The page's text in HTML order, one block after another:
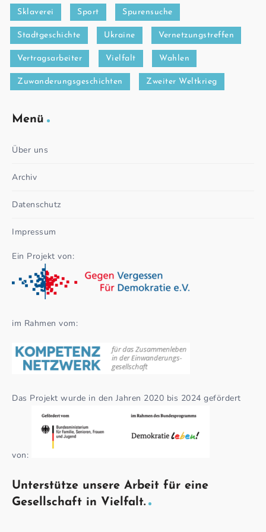
Sklaverei Sport Spurensuche
Stadtgeschichte Ukraine Vernetzungstreffen
Vertragsarbeiter Vielfalt Wahlen
Zuwanderungsgeschichten Zweiter Weltkrieg
Menü
Über uns
Archiv
Datenschutz
Impressum
Ein Projekt von:
im Rahmen vom:
Das Projekt wurde in den Jahren 2020 bis 2024 gefördert
von:
Unterstütze unsere Arbeit für eine
Gesellschaft in Vielfalt.